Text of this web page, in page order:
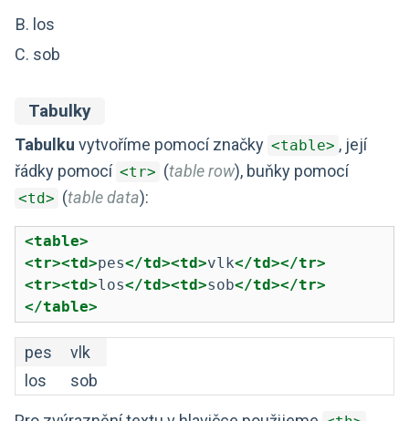
los
sob
Tabulky
Tabulku vytvoříme pomocí značky <table> , její
řádky pomocí <tr> (table row), buňky pomocí
<td> (table data):
<table>
<tr><td>pes</td><td>vlk</td></tr>
<tr><td>los</td><td>sob</td></tr>
</table>
pes
vlk
los
sob